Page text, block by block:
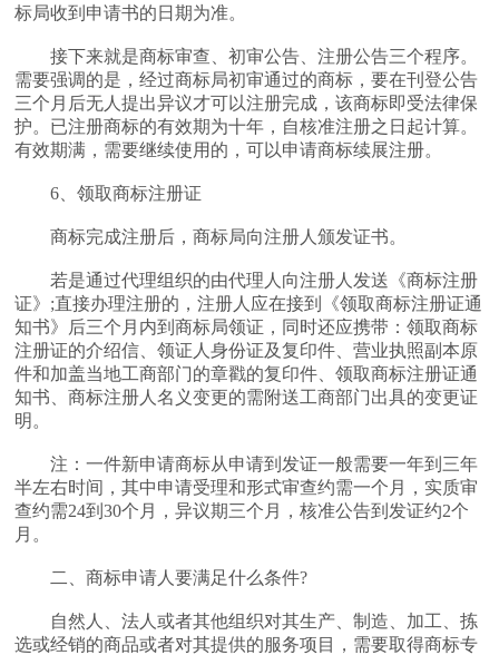
标局收到申请书的日期为准。
接下来就是商标审查、初审公告、注册公告三个程序。
需要强调的是，经过商标局初审通过的商标，要在刊登公告
三个月后无人提出异议才可以注册完成，该商标即受法律保
护。已注册商标的有效期为十年，自核准注册之日起计算。
有效期满，需要继续使用的，可以申请商标续展注册。
6、领取商标注册证
商标完成注册后，商标局向注册人颁发证书。
若是通过代理组织的由代理人向注册人发送《商标注册
证》;直接办理注册的，注册人应在接到《领取商标注册证通
知书》后三个月内到商标局领证，同时还应携带：领取商标
注册证的介绍信、领证人身份证及复印件、营业执照副本原
件和加盖当地工商部门的章戳的复印件、领取商标注册证通
知书、商标注册人名义变更的需附送工商部门出具的变更证
明。
注：一件新申请商标从申请到发证一般需要一年到三年
半左右时间，其中申请受理和形式审查约需一个月，实质审
查约需24到30个月，异议期三个月，核准公告到发证约2个
月。
二、商标申请人要满足什么条件?
自然人、法人或者其他组织对其生产、制造、加工、拣
选或经销的商品或者对其提供的服务项目，需要取得商标专